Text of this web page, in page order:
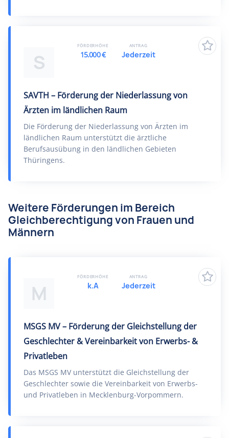
S
SAVTH – Förderung der Niederlassung von
Ärzten im ländlichen Raum
Die Förderung der Niederlassung von Ärzten im
ländlichen Raum unterstützt die ärztliche
Berufsausübung in den ländlichen Gebieten
Thüringens.
FÖRDERHÖHE
15.000 €
ANTRAG
Jederzeit
Weitere Förderungen im Bereich
Gleichberechtigung von Frauen und
Männern
M
MSGS MV – Förderung der Gleichstellung der
Geschlechter & Vereinbarkeit von Erwerbs- &
Privatleben
Das MSGS MV unterstützt die Gleichstellung der
Geschlechter sowie die Vereinbarkeit von Erwerbs-
und Privatleben in Mecklenburg-Vorpommern.
FÖRDERHÖHE
k.A
ANTRAG
Jederzeit